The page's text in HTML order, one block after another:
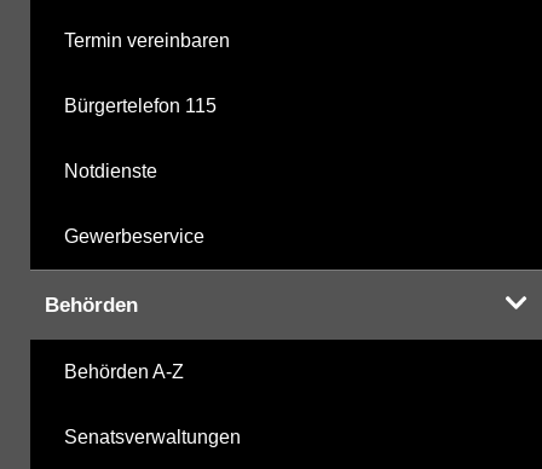
Termin vereinbaren
Bürgertelefon 115
Notdienste
Gewerbeservice
Behörden
Behörden A-Z
Senatsverwaltungen